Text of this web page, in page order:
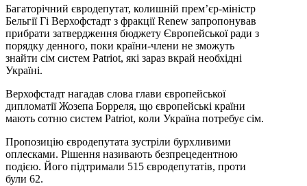
Багаторічний євродепутат, колишній прем’єр-міністр
Бельгії Гі Верхофстадт з фракції Renew запропонував
прибрати затвердження бюджету Європейської ради з
порядку денного, поки країни-члени не зможуть
знайти сім систем Patriot, які зараз вкрай необхідні
Україні.
Верхофстадт нагадав слова глави європейської
дипломатії Жозепа Борреля, що європейські країни
мають сотню систем Patriot, коли Україна потребує сім.
Пропозицію євродепутата зустріли бурхливими
оплесками. Рішення називають безпрецедентною
подією. Його підтримали 515 євродепутатів, проти
були 62.